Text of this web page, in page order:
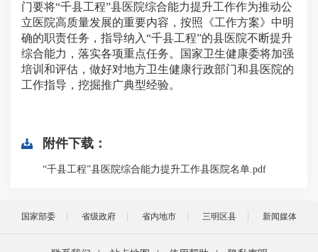
门要将“千县工程”县医院综合能力提升工作作为推动公
立医院高质量发展的重要内容，按照《工作方案》中明
确的职责任务，指导纳入“千县工程”的县医院不断提升
综合能力，落实各项重点任务。国家卫生健康委将加强
培训和评估，做好对地方卫生健康行政部门和县医院的
工作指导，挖掘推广典型经验。
附件下载：
“千县工程”县医院综合能力提升工作县医院名单.pdf
国家部委 省级政府 省内地市 三明区县 新闻媒体